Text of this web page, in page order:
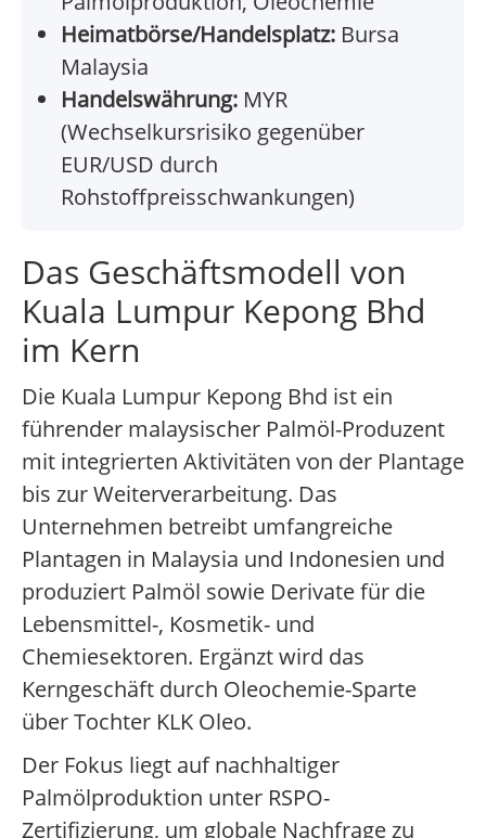
Heimatbörse/Handelsplatz: Bursa
Malaysia
Handelswährung: MYR
(Wechselkursrisiko gegenüber
EUR/USD durch
Rohstoffpreisschwankungen)
Das Geschäftsmodell von
Kuala Lumpur Kepong Bhd
im Kern
Die Kuala Lumpur Kepong Bhd ist ein
führender malaysischer Palmöl-Produzent
mit integrierten Aktivitäten von der Plantage
bis zur Weiterverarbeitung. Das
Unternehmen betreibt umfangreiche
Plantagen in Malaysia und Indonesien und
produziert Palmöl sowie Derivate für die
Lebensmittel-, Kosmetik- und
Chemiesektoren. Ergänzt wird das
Kerngeschäft durch Oleochemie-Sparte
über Tochter KLK Oleo.
Der Fokus liegt auf nachhaltiger
Palmölproduktion unter RSPO-
Zertifizierung, um globale Nachfrage zu